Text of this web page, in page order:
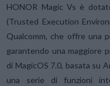
HONOR Magic Vs è
(Trusted Execution
Qualcomm, che offre una
garantendo una maggiore
di MagicOS 7.0, basata su
una serie di funzioni